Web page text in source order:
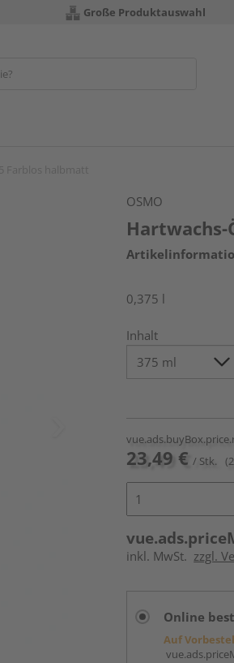
Große Produktauswahl
OSMO
0,375 l
Inhalt
23,49 € / Stk.
inkl. MwSt. zzgl.
Online
Auf